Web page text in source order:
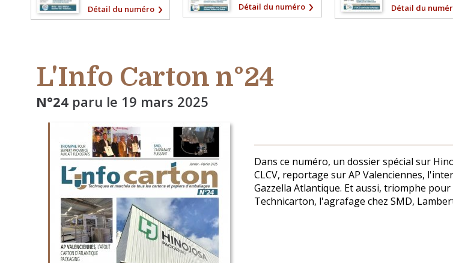
Détail du numéro
Détail du numéro
Détail du
L'Info Carton n°24
N°24 paru le 19 mars 2025
Dans ce numéro, un dossier spécial sur
CLCV, reportage sur AP Valenciennes,
Gazzella Atlantique. Et aussi, triomphe
Technicarton, l'agrafage chez SMD,